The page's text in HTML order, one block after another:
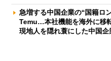
急増する中国企業の“国籍ロ
Temu…本社機能を海外に移
現地人を隠れ蓑にした中国